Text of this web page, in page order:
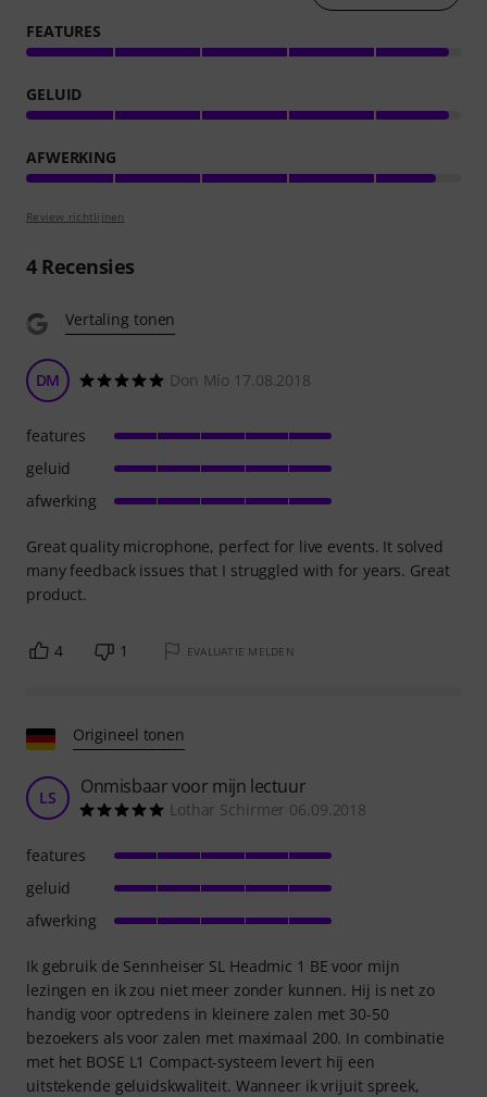
FEATURES
GELUID
AFWERKING
Review richtlijnen
4Recensies
Vertaling tonen
DM Don Mío 17.08.2018
Great quality microphone, perfect for live events. It solved
many feedback issues that I struggled with for years. Great
product.
features
geluid
afwerking
4 1 EVALUATIE MELDEN
Origineel tonen
LS Onmisbaar voor mijn lectuur
Lothar Schirmer 06.09.2018
Ik gebruik de Sennheiser SL Headmic 1 BE voor mijn
lezingen en ik zou niet meer zonder kunnen. Hij is net zo
handig voor optredens in kleinere zalen met 30-50
bezoekers als voor zalen met maximaal 200. In combinatie
met het BOSE L1 Compact-systeem levert hij een
uitstekende geluidskwaliteit. Wanneer ik vrijuit spreek,
features
geluid
afwerking